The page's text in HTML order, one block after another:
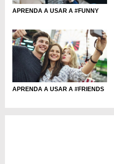
APRENDA A USAR A #FUNNY
APRENDA A USAR A #FRIENDS